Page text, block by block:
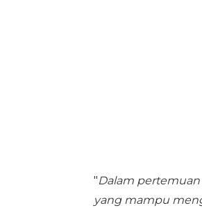
"Dalam
yang mampu